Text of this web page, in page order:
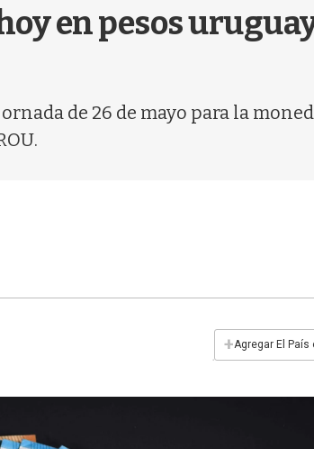
en pesos
de 26 de mayo para la
+Agregar El País